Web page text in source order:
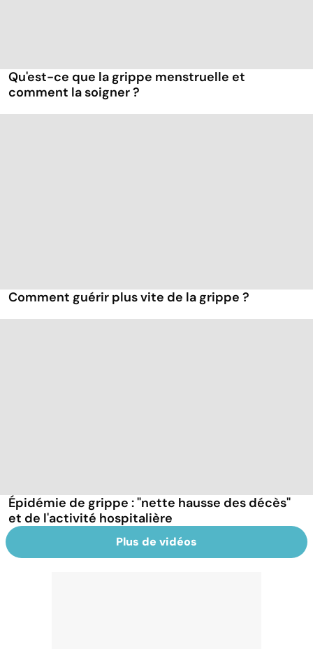
Qu'est-ce que la grippe menstruelle et
comment la soigner ?
Comment guérir plus vite de la grippe ?
Épidémie de grippe : "nette hausse des décès"
et de l'activité hospitalière
Plus de vidéos